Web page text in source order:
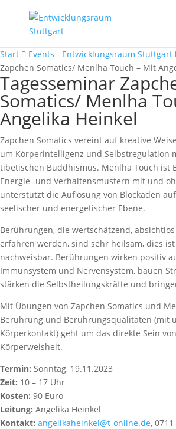
Start Events - Entwicklungsraum Stuttgart
Zapchen Somatics/ Menlha Touch – Mit
Tagesseminar
Somatics/ Menlha
Angelika Heinkel
Zapchen Somatics vereint auf kreative
um Körperintelligenz und Selbstregulation
tibetischen Buddhismus. Menlha Touch ist
Energie- und Verhaltensmustern mit und
unterstützt die Auflösung von Blockaden
seelischer und energetischer Ebene.
Berührungen, die wertschätzend,
erfahren werden, sind sehr heilsam, dies
nachweisbar. Berührungen wirken positiv
Immunsystem und Nervensystem, bauen
stärken die Selbstheilungskräfte und
Mit Übungen von Zapchen Somatics und
Berührung und Berührungsqualitäten (mit
Körperkontakt) geht um das direkte Sein
Körperweisheit.
Termin: Sonntag, 19.11.2023
Zeit: 10 – 17 Uhr
Kosten: 90 Euro
Leitung: Angelika Heinkel
Kontakt: angelikaheinkel@t-online.de,